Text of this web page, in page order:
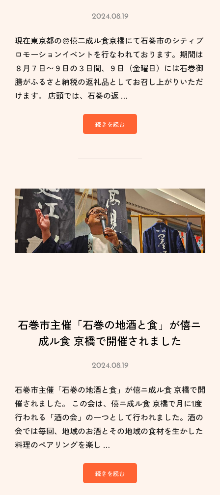
2024.08.19
現在東京都の＠僖二成ル食京橋にて石巻市のシティプ
ロモーションイベントを行なわれております。期間は
８月７日〜９日の３日間、９日（金曜日）には石巻御
膳がふるさと納税の返礼品としてお召し上がりいただ
けます。 店頭では、石巻の返 …
続きを読む
石巻市主催「石巻の地酒と食」が僖ニ
成ル食 京橋で開催されました
2024.08.19
石巻市主催「石巻の地酒と食」が僖ニ成ル食 京橋で開
催されました。 この会は、僖ニ成ル食 京橋で月に1度
行われる「酒の会」の一つとして行われました。酒の
会では毎回、地域のお酒とその地域の食材を生かした
料理のペアリングを楽し …
続きを読む